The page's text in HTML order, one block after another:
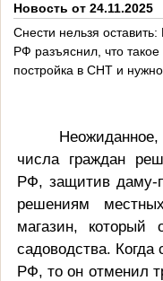
Новость от 24.11.2025
Снести нельзя
РФ разъяснил, что
постройка в СНТ и
числа граждан
РФ, защитив даму-
решениям
магазин,
садоводства.
РФ, то он отменил